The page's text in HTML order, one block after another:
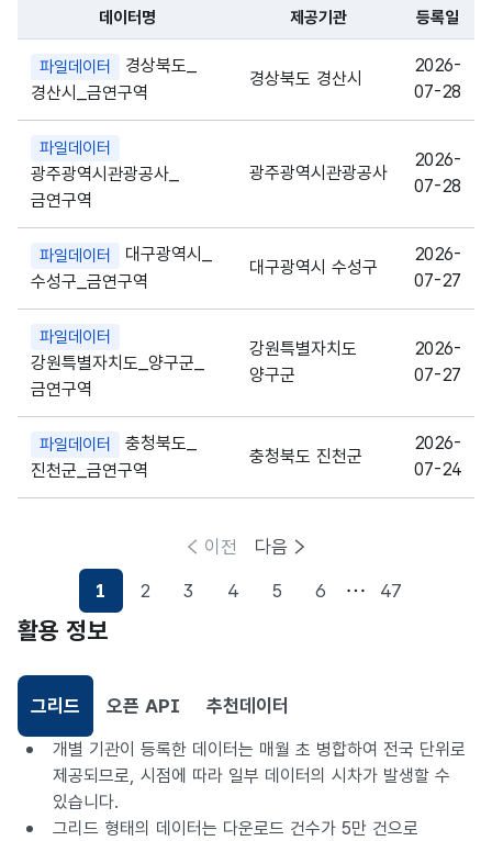
파일 데이터의 과거 데이터표로 데이터명, 등록일로 구성되어있
데이터명 제공기관 등록일
파일데이터
경상북도_
경산시_금연구역
경상북도 경산시
2026-
07-28
파일데이터
광주광역시관광공사_
금연구역
광주광역시관광공사
2026-
07-28
파일데이터
대구광역시_
수성구_금연구역
대구광역시 수성구
2026-
07-27
파일데이터
강원특별자치도_양구군_
금연구역
강원특별자치도
양구군
2026-
07-27
파일데이터
충청북도_
진천군_금연구역
충청북도 진천군
2026-
07-24
이전
1
2 3 4 5 6 47
다음
활용 정보
그리드
선택됨
오픈 API 추천데이터
개별 기관이 등록한 데이터는 매월 초 병합하여 전국 단위로
제공되므로, 시점에 따라 일부 데이터의 시차가 발생할 수
있습니다.
그리드 형태의 데이터는 다운로드 건수가 5만 건으로